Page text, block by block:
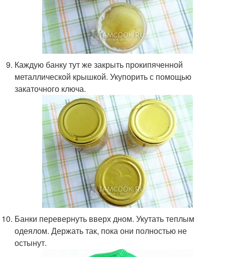
Каждую банку тут же закрыть прокипяченной
металлической крышкой. Укупорить с помощью
закаточного ключа.
Банки перевернуть вверх дном. Укутать теплым
одеялом. Держать так, пока они полностью не
остынут.